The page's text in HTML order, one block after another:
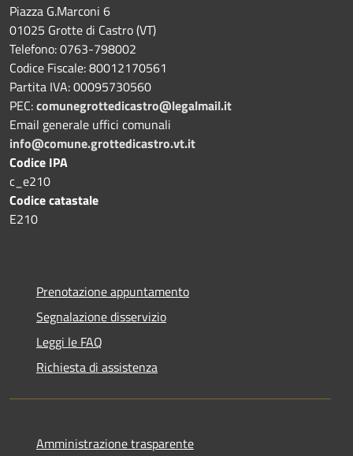
Piazza G.Marconi 6
01025 Grotte di Castro (VT)
Telefono: 0763-798002
Codice Fiscale: 80012170561
Partita IVA: 00095730560
PEC:comunegrottedicastro@legalmail.it
Email generale uffici comunali
info@comune.grottedicastro.vt.it
Codice IPA
c_e210
Codice catastale
E210
Prenotazione appuntamento
Segnalazione disservizio
Leggi le FAQ
Richiesta di assistenza
Amministrazione trasparente